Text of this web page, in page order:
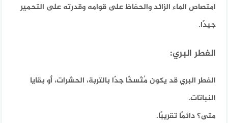
امتصاص الماء الزائد والحفاظ على قوامه وقدرته على التحمير
جيدًا.
الفطر البري:
الفطر البري قد يكون مُتّسخًا جدًا بالتربة، الحشرات، أو بقايا
النباتات.
متى؟ دائمًا تقريبًا.